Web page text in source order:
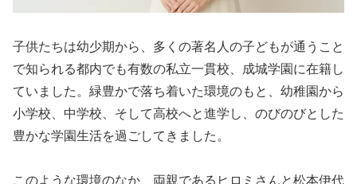
子供たちは幼少期から、多くの著名人の子どもが通うこと
で知られる都内でも有数の私立一貫校、成城学園に在籍し
ていました。緑豊かで落ち着いた環境のもと、幼稚園から
小学校、中学校、そして高校へと進学し、のびのびとした
豊かな学園生活を過ごしてきました。
このような環境のなか、両親であるヒロミさんと松本伊代